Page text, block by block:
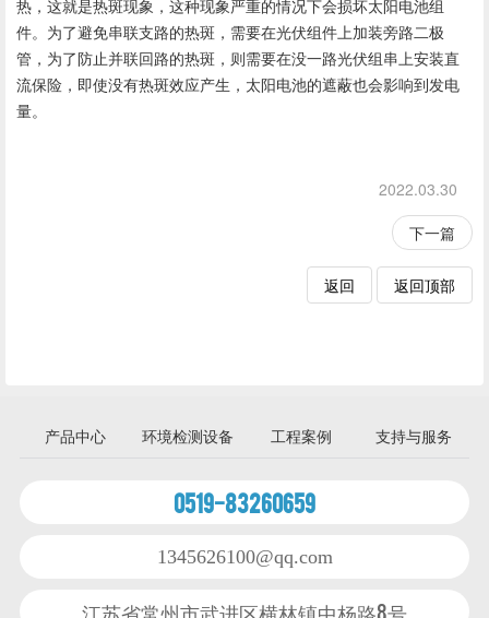
热，这就是热斑现象，这种现象严重的情况下会损坏太阳电池组
件。为了避免串联支路的热斑，需要在光伏组件上加装旁路二极
管，为了防止并联回路的热斑，则需要在没一路光伏组串上安装直
流保险，即使没有热斑效应产生，太阳电池的遮蔽也会影响到发电
量。
2022.03.30
下一篇
返回 返回顶部
产品中心 环境检测设备 工程案例 支持与服务
0519-83260659
1345626100@qq.com
江苏省常州市武进区横林镇中杨路8号